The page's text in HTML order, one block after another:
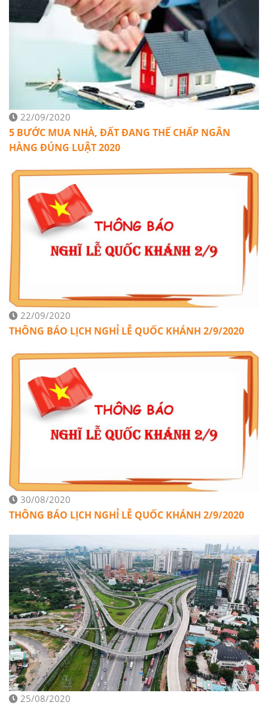
22/09/2020
5 BƯỚC MUA NHÀ, ĐẤT ĐANG THẾ CHẤP NGÂN
HÀNG ĐÚNG LUẬT 2020
22/09/2020
THÔNG BÁO LỊCH NGHỈ LỄ QUỐC KHÁNH 2/9/2020
30/08/2020
THÔNG BÁO LỊCH NGHỈ LỄ QUỐC KHÁNH 2/9/2020
25/08/2020